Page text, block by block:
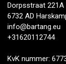
Dorpsstraat 221A
6732 AD
info@bartang.eu
+31620112744
KvK nummer: